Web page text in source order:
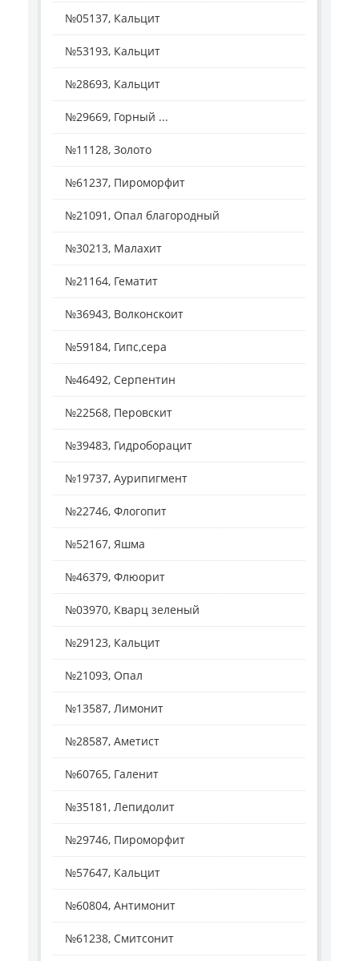
№05137, Кальцит
№53193, Кальцит
№28693, Кальцит
№29669, Горный ...
№11128, Золото
№61237, Пироморфит
№21091, Опал благородный
№30213, Малахит
№21164, Гематит
№36943, Волконскоит
№59184, Гипс,сера
№46492, Серпентин
№22568, Перовскит
№39483, Гидроборацит
№19737, Аурипигмент
№22746, Флогопит
№52167, Яшма
№46379, Флюорит
№03970, Кварц зеленый
№29123, Кальцит
№21093, Опал
№13587, Лимонит
№28587, Аметист
№60765, Галенит
№35181, Лепидолит
№29746, Пироморфит
№57647, Кальцит
№60804, Антимонит
№61238, Смитсонит